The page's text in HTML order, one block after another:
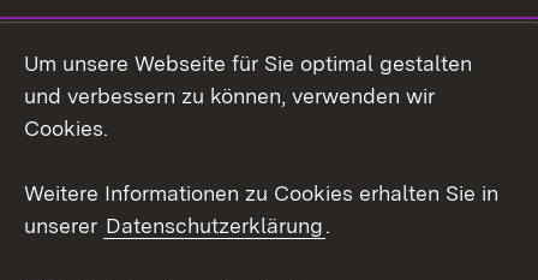
Mastodon
Youtube
Kontakt
Datenschutz
Um unsere Webseite für Sie optimal gestalten
und verbessern zu können, verwenden wir
Cookies.
Weitere Informationen zu Cookies erhalten Sie in
unserer Datenschutzerklärung.